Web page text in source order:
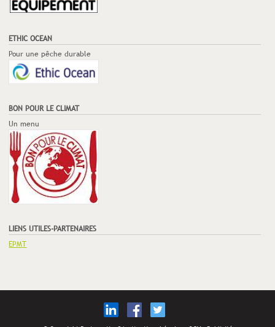
ETHIC OCEAN
Pour une pêche durable
BON POUR LE CLIMAT
Un menu
LIENS UTILES-PARTENAIRES
EPMT